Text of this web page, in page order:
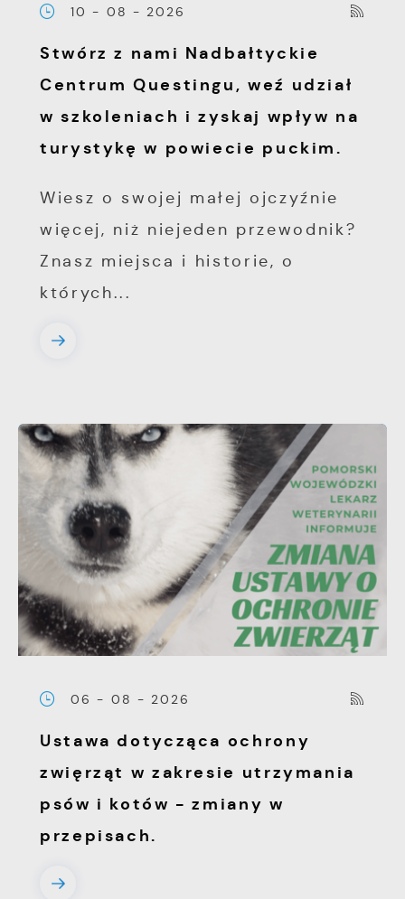
10 - 08 - 2026
Stwórz z nami Nadbałtyckie
Centrum Questingu, weź udział
w szkoleniach i zyskaj wpływ na
turystykę w powiecie puckim.
Wiesz o swojej małej ojczyźnie
więcej, niż niejeden przewodnik?
Znasz miejsca i historie, o
których...
06 - 08 - 2026
Ustawa dotycząca ochrony
zwięrząt w zakresie utrzymania
psów i kotów - zmiany w
przepisach.